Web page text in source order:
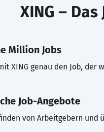
XING –
Million Jobs
XING genau den Job, der
Job-Angebote
von Arbeitgebern und